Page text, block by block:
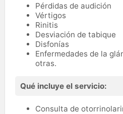
Pérdidas de audición
Vértigos
Rinitis
Desviación de tabique
Disfonías
Enfermedades de la
otras.
Qué incluye el servicio:
Consulta de